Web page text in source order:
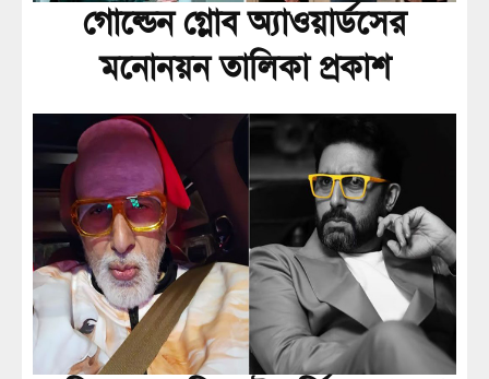
গোল্ডেন গ্লোব অ্যাওয়ার্ডসের
মনোনয়ন তালিকা প্রকাশ